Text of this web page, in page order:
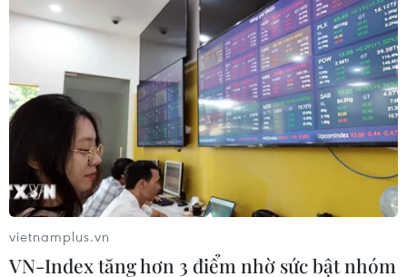
chức, cá nhân cung cấp suất ăn phục vụ thí sinh
và người nhà thí sinh tại các điểm thi và khu
Các đơn vị có liên quan tăng cường kiểm tra và
xử lý nghiêm các trường hợp vi phạm an toàn
thực phẩm theo quy định của pháp luật; ngăn
chặn kịp thời các cơ sở không bảo đảm điều
kiện an toàn thực phẩm cung cấp dịch vụ ăn
uống phục vụ thí sinh và người nhà thí sinh tại
các điểm thi và khu vực gần điểm thi.
vietnamplus.vn
VN-Index tăng hơn 3 điểm nhờ sức bật nhóm